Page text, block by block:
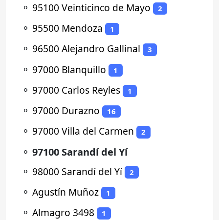
⚬ 95100 Veinticinco de Mayo 2
⚬ 95500 Mendoza 1
⚬ 96500 Alejandro Gallinal 3
⚬ 97000 Blanquillo 1
⚬ 97000 Carlos Reyles 1
⚬ 97000 Durazno 16
⚬ 97000 Villa del Carmen 2
⚬ 97100 Sarandí del Yí
⚬ 98000 Sarandí del Yí 2
⚬ Agustín Muñoz 1
⚬ Almagro 3498 1